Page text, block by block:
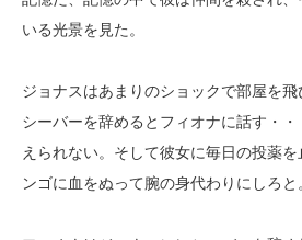
いる光景を見た。
ジョナスはあまりのショックで部屋を
シーバーを辞めるとフィオナに話す・
えられない。そして彼女に毎日の投薬
ンゴに血をぬって腕の身代わりにしろと